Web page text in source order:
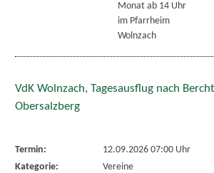
Monat ab 14 Uhr
im Pfarrheim
Wolnzach
VdK Wolnzach, Tagesausflug nach
Obersalzberg
Termin:
12.09.2026 07:00 Uhr
Kategorie:
Vereine